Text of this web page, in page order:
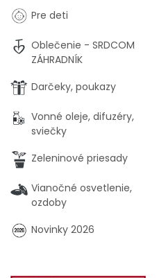
Pre deti
Oblečenie - SRDCOM
ZÁHRADNÍK
Darčeky, poukazy
Vonné oleje, difuzéry,
sviečky
Zeleninové priesady
Vianočné osvetlenie,
ozdoby
Novinky 2026